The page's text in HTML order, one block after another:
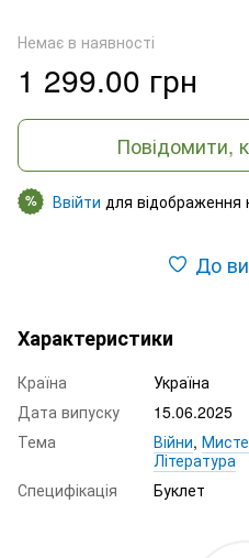
Немає в наявності
1 299.00 грн
Повідомити,
% Ввійти для відображення
До
Характеристики
Країна
Україна
Дата випуску
15.06.2025
Тема
Війни,
Література
Специфікація
Буклет